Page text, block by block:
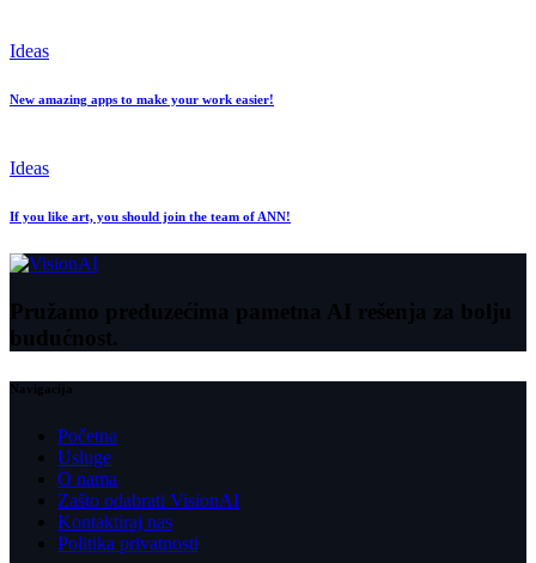
Ideas
New amazing apps to make your work easier!
Ideas
If you like art, you should join the team of ANN!
Pružamo preduzećima pametna AI rešenja za bolju
budućnost.
Navigacija
Početna
Usluge
O nama
Zašto odabrati VisionAI
Kontaktiraj nas
Politika privatnosti